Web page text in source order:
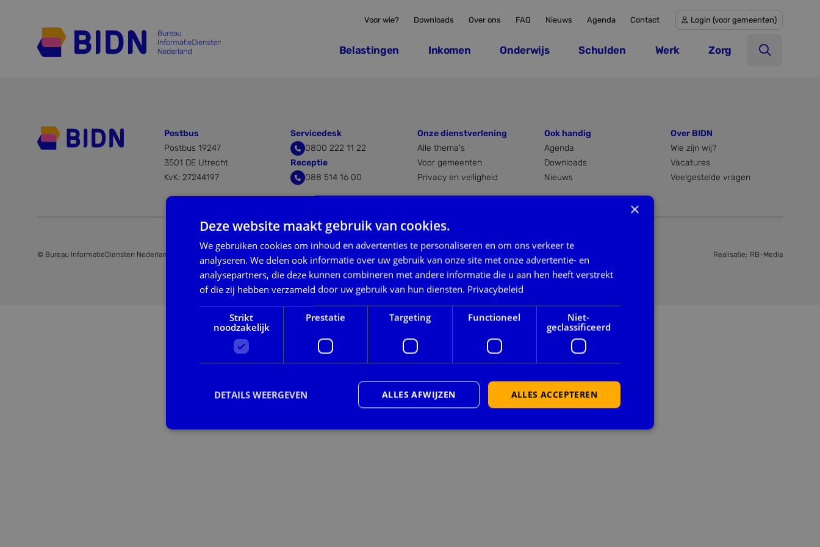
Voor wie? Downloads Over ons FAQ Nieuws Agenda Contact Login (voor gemeenten)
Login (voor gemeenten)
Belastingen Inkomen Onderwijs Schulden Werk Zorg Open
Postbus
Postbus 19247
3501 DE Utrecht
KvK: 27244197
Servicedesk
0800 222 11 22
Receptie
088 514 16 00
Onze dienstverlening
Alle thema's
Voor gemeenten
Privacy en veiligheid
Ook handig
Agenda
Downloads
Nieuws
Over BIDN
Wie zijn wij?
Vacatures
Veelgestelde vragen
© Bureau InformatieDiensten Nederland Algemene voorwaarden Privacy statement Instellingen Realisatie: RB-Media
×
Deze website maakt gebruik van cookies.
We gebruiken cookies om inhoud en advertenties te personaliseren en om ons verkeer te
analyseren. We delen ook informatie over uw gebruik van onze site met onze advertentie- en
analysepartners, die deze kunnen combineren met andere informatie die u aan hen heeft verstrekt
of die zij hebben verzameld door uw gebruik van hun diensten. Privacybeleid
Strikt
noodzakelijk
Prestatie Targeting Functioneel
Niet-
geclassificeerd
ALLES ACCEPTEREN
ALLES AFWIJZEN
DETAILS WEERGEVEN